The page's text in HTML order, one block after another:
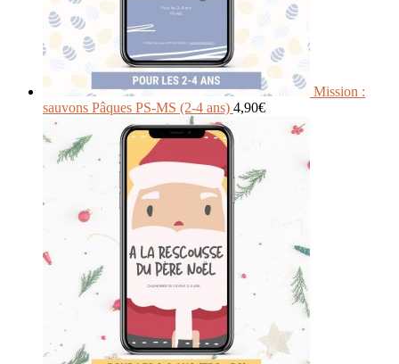
Mission :
sauvons Pâques PS-MS (2-4 ans) 4,90€